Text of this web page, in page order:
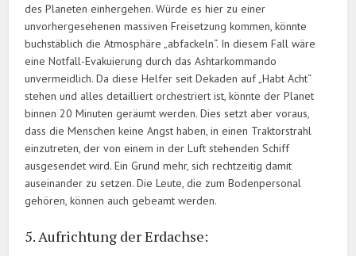
des Planeten einhergehen. Würde es hier zu einer
unvorhergesehenen massiven Freisetzung kommen, könnte
buchstäblich die Atmosphäre „abfackeln“. In diesem Fall wäre
eine Notfall-Evakuierung durch das Ashtarkommando
unvermeidlich. Da diese Helfer seit Dekaden auf „Habt Acht“
stehen und alles detailliert orchestriert ist, könnte der Planet
binnen 20 Minuten geräumt werden. Dies setzt aber voraus,
dass die Menschen keine Angst haben, in einen Traktorstrahl
einzutreten, der von einem in der Luft stehenden Schiff
ausgesendet wird. Ein Grund mehr, sich rechtzeitig damit
auseinander zu setzen. Die Leute, die zum Bodenpersonal
gehören, können auch gebeamt werden.
5. Aufrichtung der Erdachse: